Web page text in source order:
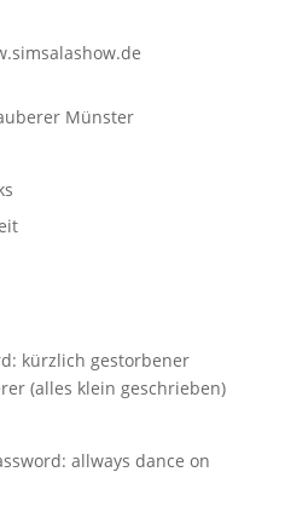
Münster
kürzlich gestorbener
(alles klein geschrieben)
allways dance on